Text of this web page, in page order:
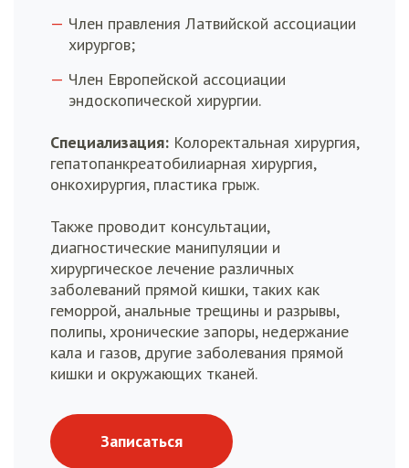
Член правления Латвийской ассоциации
хирургов;
Член Европейской ассоциации
эндоскопической хирургии.
Специализация: Колоректальная хирургия,
гепатопанкреатобилиарная хирургия,
онкохирургия, пластика грыж.
Также проводит консультации,
диагностические манипуляции и
хирургическое лечение различных
заболеваний прямой кишки, таких как
геморрой, анальные трещины и разрывы,
полипы, хронические запоры, недержание
кала и газов, другие заболевания прямой
кишки и окружающих тканей.
Записаться